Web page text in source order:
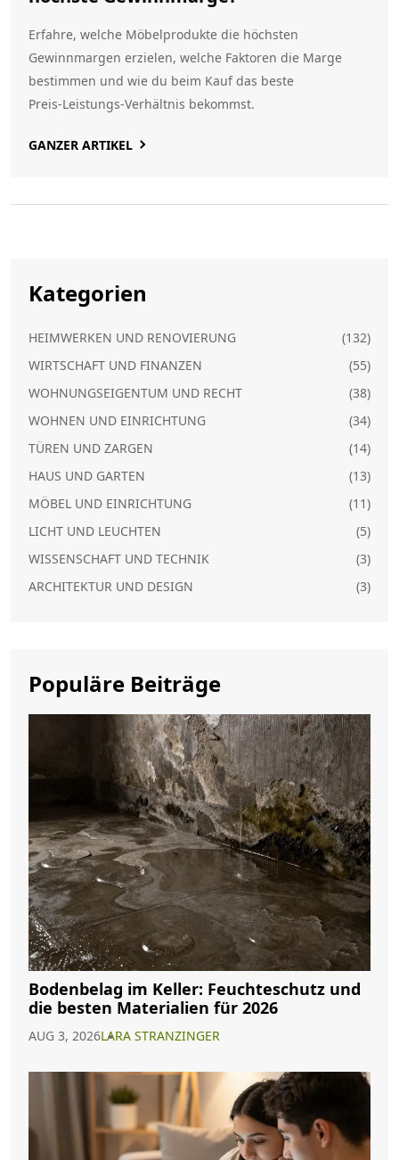
Erfahre, welche Möbelprodukte die höchsten
Gewinnmargen erzielen, welche Faktoren die Marge
bestimmen und wie du beim Kauf das beste
Preis‑Leistungs‑Verhältnis bekommst.
GANZER ARTIKEL
Kategorien
HEIMWERKEN UND RENOVIERUNG
(132)
WIRTSCHAFT UND FINANZEN
(55)
WOHNUNGSEIGENTUM UND RECHT
(38)
WOHNEN UND EINRICHTUNG
(34)
TÜREN UND ZARGEN
(14)
HAUS UND GARTEN
(13)
MÖBEL UND EINRICHTUNG
(11)
LICHT UND LEUCHTEN
(5)
WISSENSCHAFT UND TECHNIK
(3)
ARCHITEKTUR UND DESIGN
(3)
Populäre Beiträge
Bodenbelag im Keller: Feuchteschutz und
die besten Materialien für 2026
AUG 3, 2026LARA STRANZINGER